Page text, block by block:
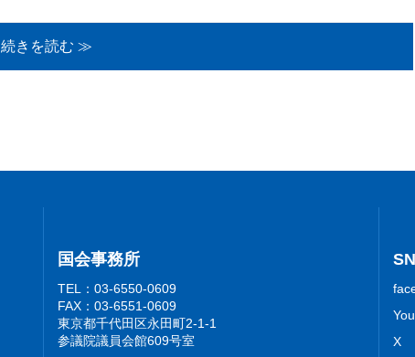
続きを読む ≫
国会事務所
TEL：03-6550-0609
FAX：03-6551-0609
東京都千代田区永田町2-1-1
参議院議員会館609号室
X